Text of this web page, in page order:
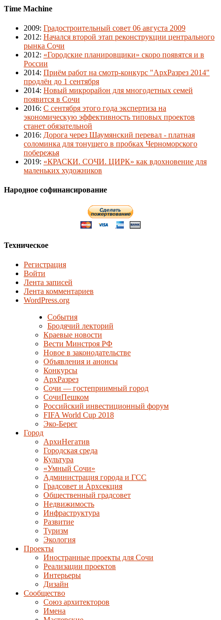
Time Machine
2009: Градостроительный совет 06 августа 2009
2012: Начался второй этап реконструкции центрального
рынка Сочи
2012: «Городские планировщики» скоро появятся и в
России
2014: Приём работ на смотр-конкурс "АрхРазрез 2014"
продлён до 1 сентября
2014: Новый микрорайон для многодетных семей
появится в Сочи
2016: С сентября этого года экспертиза на
экономическую эффективность типовых проектов
станет обязательной
2016: Дорога через Шаумянский перевал - платная
соломинка для тонущего в пробках Черноморского
побережья
2019: «КРАСКИ. СОЧИ. ЦИРК» как вдохновение для
маленьких художников
Народное софинансирование
Техническое
Регистрация
Войти
Лента записей
Лента комментариев
WordPress.org
События
Бродячий лекторий
Краевые новости
Вести Минстроя РФ
Новое в законодательстве
Объявления и анонсы
Конкурсы
АрхРазрез
Сочи — гостеприимный город
СочиПешком
Российский инвестиционный форум
FIFA World Cup 2018
Эко-Берег
Город
АрхиНегатив
Городская среда
Культура
«Умный Сочи»
Администрация города и ГСС
Градсовет и Архсекция
Общественный градсовет
Недвижимость
Инфраструктура
Развитие
Туризм
Экология
Проекты
Иностранные проекты для Сочи
Реализации проектов
Интерьеры
Дизайн
Сообщество
Союз архитекторов
Имена